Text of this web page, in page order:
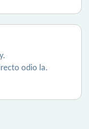
odio la.